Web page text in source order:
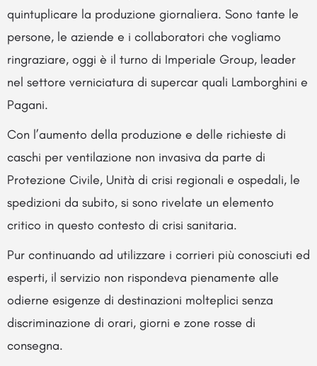
quintuplicare la produzione giornaliera. Sono tante le
persone, le aziende e i collaboratori che vogliamo
ringraziare, oggi è il turno di Imperiale Group, leader
nel settore verniciatura di supercar quali Lamborghini e
Pagani.
Con l’aumento della produzione e delle richieste di
caschi per ventilazione non invasiva da parte di
Protezione Civile, Unità di crisi regionali e ospedali, le
spedizioni da subito, si sono rivelate un elemento
critico in questo contesto di crisi sanitaria.
Pur continuando ad utilizzare i corrieri più conosciuti ed
esperti, il servizio non rispondeva pienamente alle
odierne esigenze di destinazioni molteplici senza
discriminazione di orari, giorni e zone rosse di
consegna.